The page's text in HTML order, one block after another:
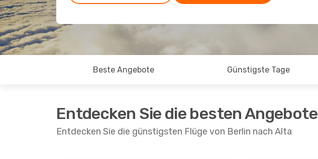
Beste Angebote Günstigste Tage
Entdecken Sie die besten Angebote
Entdecken Sie die günstigsten Flüge von Berlin nach Alta